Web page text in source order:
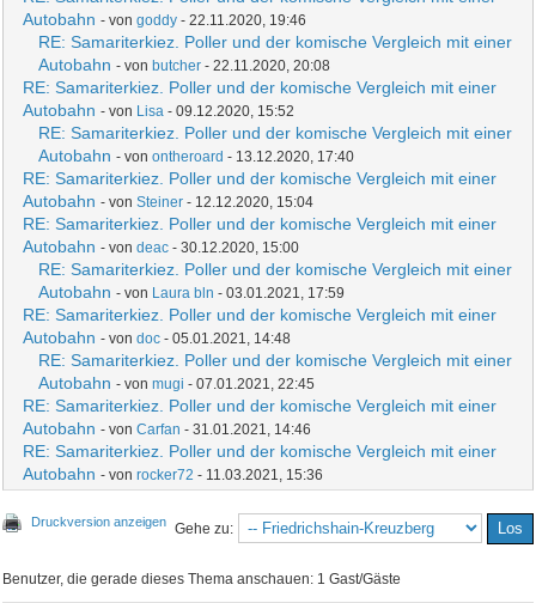
Autobahn - vongoddy - 22.11.2020, 19:46
RE: Samariterkiez. Poller und der komische Vergleich mit einer
Autobahn - von butcher - 22.11.2020, 20:08
RE: Samariterkiez. Poller und der komische Vergleich mit einer
Autobahn - von Lisa - 09.12.2020, 15:52
RE: Samariterkiez. Poller und der komische Vergleich mit einer
Autobahn - vonontheroard - 13.12.2020, 17:40
RE: Samariterkiez. Poller und der komische Vergleich mit einer
Autobahn - vonSteiner - 12.12.2020, 15:04
RE: Samariterkiez. Poller und der komische Vergleich mit einer
Autobahn - vondeac - 30.12.2020, 15:00
RE: Samariterkiez. Poller und der komische Vergleich mit einer
Autobahn - von Laura bln - 03.01.2021, 17:59
RE: Samariterkiez. Poller und der komische Vergleich mit einer
Autobahn - vondoc - 05.01.2021, 14:48
RE: Samariterkiez. Poller und der komische Vergleich mit einer
Autobahn - vonmugi - 07.01.2021, 22:45
RE: Samariterkiez. Poller und der komische Vergleich mit einer
Autobahn - vonCarfan - 31.01.2021, 14:46
RE: Samariterkiez. Poller und der komische Vergleich mit einer
Autobahn - vonrocker72 - 11.03.2021, 15:36
Druckversion anzeigen Gehe zu:
Benutzer, die gerade dieses Thema anschauen: 1 Gast/Gäste